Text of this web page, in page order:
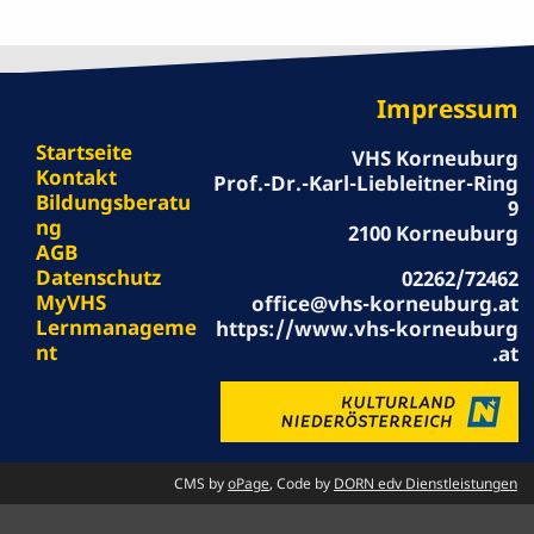
Startseite
Kontakt
Bildungsberatu
ng
AGB
Datenschutz
MyVHS
Lernmanageme
nt
Impressum
VHS Korneuburg
Prof.-Dr.-Karl-Liebleitner-Ring
9
2100 Korneuburg
02262/72462
office@vhs-korneuburg.at
https://www.vhs-korneuburg
.at
CMS byoPage, Code by DORN edv Dienstleistungen